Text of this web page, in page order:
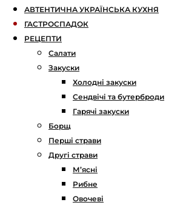
АВТЕНТИЧНА УКРАЇНСЬКА КУХНЯ
ГАСТРОСПАДОК
РЕЦЕПТИ
Салати
Закуски
Холодні закуски
Сендвічі та бутерброди
Гарячі закуски
Борщ
Перші страви
Другі страви
М’ясні
Рибне
Овочеві